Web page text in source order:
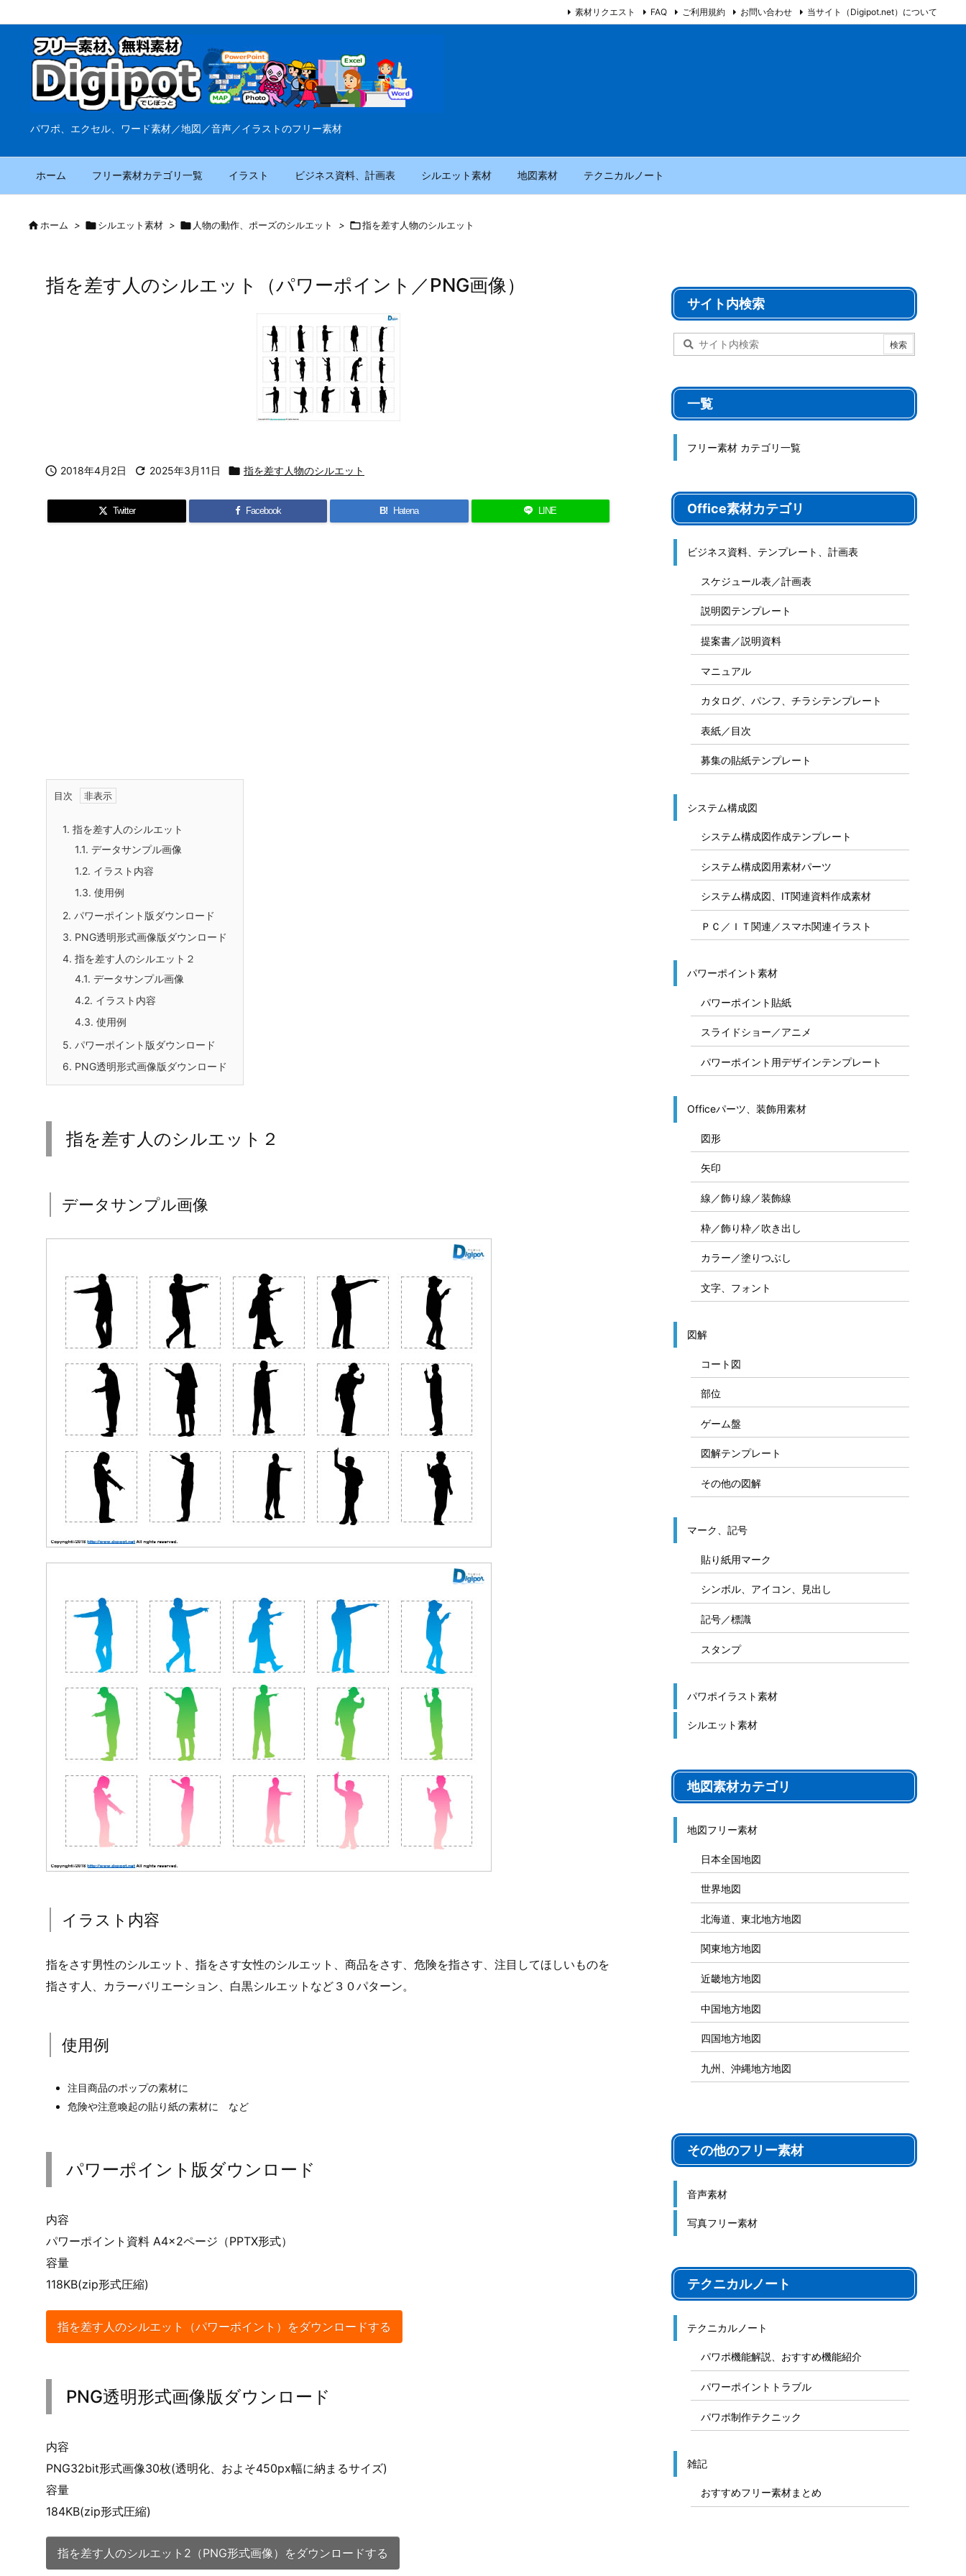
パワポ、エクセル、ワード素材／地図／音声／イラストのフリー素材
ホーム フリー素材カテゴリ一覧 イラスト ビジネス資料、計画表 シルエット素材 地図素材 テクニカルノート
素材リクエスト FAQ ご利用規約 お問い合わせ 当サイト（Digipot.net）について
ホーム > シルエット素材 >  人物の動作、ポーズのシルエット > 指を差す人物のシルエット
指を差す人のシルエット（パワーポイント／PNG画像）
 2018年4月2日  2025年3月11日  指を差す人物のシルエット
Twitter Facebook B! Hatena LINE
目次
1. 指を差す人のシルエット
1.1. データサンプル画像
1.2. イラスト内容
1.3. 使用例
2. パワーポイント版ダウンロード
3. PNG透明形式画像版ダウンロード
4. 指を差す人のシルエット２
4.1. データサンプル画像
4.2. イラスト内容
4.3. 使用例
5. パワーポイント版ダウンロード
6. PNG透明形式画像版ダウンロード
指を差す人のシルエット２
データサンプル画像
イラスト内容
指をさす男性のシルエット、指をさす女性のシルエット、商品をさす、危険を指さす、注目してほしいものを
指さす人、カラーバリエーション、白黒シルエットなど３０パターン。
使用例
注目商品のポップの素材に
危険や注意喚起の貼り紙の素材に など
パワーポイント版ダウンロード
内容
パワーポイント資料 A4×2ページ（PPTX形式）
容量
118KB(zip形式圧縮)
指を差す人のシルエット（パワーポイント）をダウンロードする
PNG透明形式画像版ダウンロード
内容
PNG32bit形式画像30枚(透明化、およそ450px幅に納まるサイズ)
容量
184KB(zip形式圧縮)
指を差す人のシルエット2（PNG形式画像）をダウンロードする
サイト内検索
一覧
フリー素材 カテゴリ一覧
Office素材カテゴリ
ビジネス資料、テンプレート、計画表
スケジュール表／計画表
説明図テンプレート
提案書／説明資料
マニュアル
カタログ、パンフ、チラシテンプレート
表紙／目次
募集の貼紙テンプレート
システム構成図
システム構成図作成テンプレート
システム構成図用素材パーツ
システム構成図、IT関連資料作成素材
ＰＣ／ＩＴ関連／スマホ関連イラスト
パワーポイント素材
パワーポイント貼紙
スライドショー／アニメ
パワーポイント用デザインテンプレート
Officeパーツ、装飾用素材
図形
矢印
線／飾り線／装飾線
枠／飾り枠／吹き出し
カラー／塗りつぶし
文字、フォント
図解
コート図
部位
ゲーム盤
図解テンプレート
その他の図解
マーク、記号
貼り紙用マーク
シンボル、アイコン、見出し
記号／標識
スタンプ
パワポイラスト素材
シルエット素材
地図素材カテゴリ
地図フリー素材
日本全国地図
世界地図
北海道、東北地方地図
関東地方地図
近畿地方地図
中国地方地図
四国地方地図
九州、沖縄地方地図
その他のフリー素材
音声素材
写真フリー素材
テクニカルノート
テクニカルノート
パワポ機能解説、おすすめ機能紹介
パワーポイントトラブル
パワポ制作テクニック
雑記
おすすめフリー素材まとめ